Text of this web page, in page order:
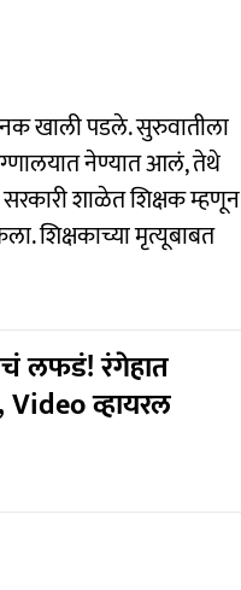
खाली पडले. सुरुवातीला
नेण्यात आलं, तेथे
सरकारी शाळेत शिक्षक म्हणून
शिक्षकाच्या मृत्यूबाबत
लफडं! रंगेहात
व्हायरल